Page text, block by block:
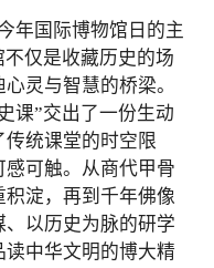
年国际博物馆日的主
仅是收藏历史的场
灵与智慧的桥梁。
课”交出了一份生动
传统课堂的时空限
可触。从商代甲骨
淀，再到千年佛像
以历史为脉的研学
读中华文明的博大精